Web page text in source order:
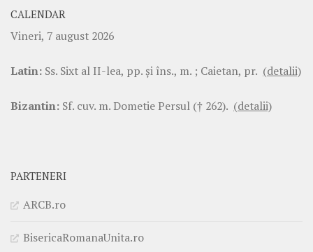
CALENDAR
Vineri, 7 august 2026
Latin: Ss. Sixt al II-lea, pp. şi îns., m. ; Caietan, pr. (detalii)
Bizantin: Sf. cuv. m. Dometie Persul († 262). (detalii)
PARTENERI
ARCB.ro
BisericaRomanaUnita.ro